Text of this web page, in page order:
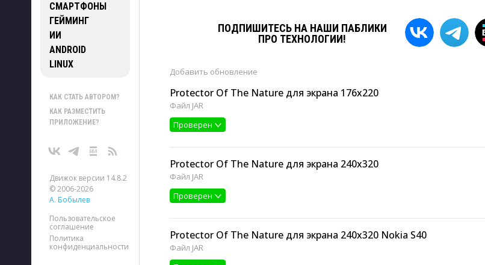
СМАРТФОНЫ
ГЕЙМИНГ
ИИ
ANDROID
LINUX
КАК СТАТЬ АВТОРОМ?
КАК РАЗМЕСТИТЬ
ПРИЛОЖЕНИЕ?
Движок версии 14.8.2
© 2006-2026
А. Бобылев
Пользовательское
соглашение
Политика
конфиденциальности
ПОДПИШИТЕСЬ НА НАШИ ПАБЛИКИ
ПРО ТЕХНОЛОГИИ!
Добавить обновление
Protector Of The Nature для экрана 176x220
Файл JAR
Проверен
Protector Of The Nature для экрана 240x320
Файл JAR
Проверен
Protector Of The Nature для экрана 240x320 Nokia S40
Файл JAR